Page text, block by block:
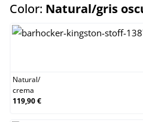
Color: Natural/gris
Natural/
crema
119,90 €